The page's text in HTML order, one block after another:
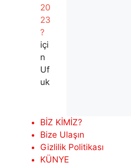
20
23
?
içi
n
Uf
uk
BİZ KİMİZ?
Bize Ulaşın
Gizlilik Politikası
KÜNYE